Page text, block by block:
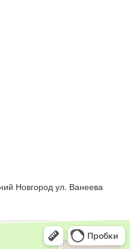
Новгород ул. Ванеева